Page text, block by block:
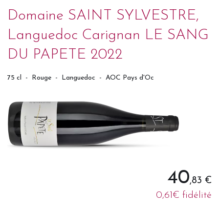
Domaine SAINT SYLVESTRE,
Languedoc Carignan LE SANG
DU PAPETE 2022
75 cl - Rouge - Languedoc - AOC Pays d'Oc
40,83 €
0,61€ fidélité